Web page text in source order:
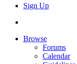
Sign Up
Browse
Forums
Calendar